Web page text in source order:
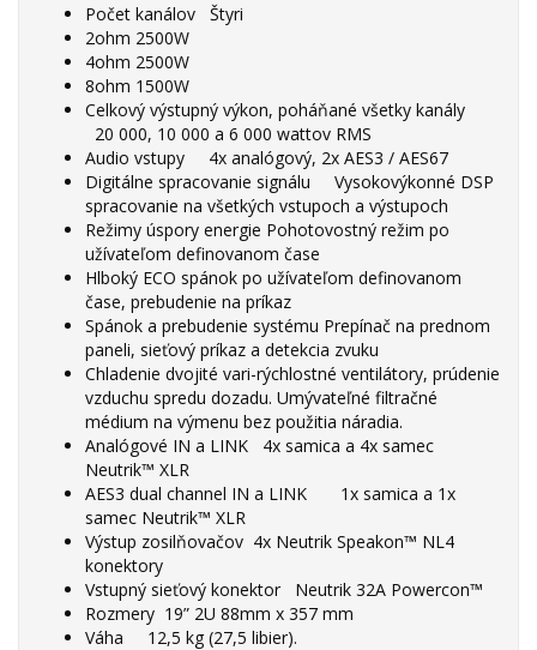
Počet kanálov Štyri
2ohm 2500W
4ohm 2500W
8ohm 1500W
Celkový výstupný výkon, poháňané všetky kanály
20 000, 10 000 a 6 000 wattov RMS
Audio vstupy 4x analógový, 2x AES3 / AES67
Digitálne spracovanie signálu Vysokovýkonné DSP
spracovanie na všetkých vstupoch a výstupoch
Režimy úspory energie Pohotovostný režim po
užívateľom definovanom čase
Hlboký ECO spánok po užívateľom definovanom
čase, prebudenie na príkaz
Spánok a prebudenie systému Prepínač na prednom
paneli, sieťový príkaz a detekcia zvuku
Chladenie dvojité vari-rýchlostné ventilátory, prúdenie
vzduchu spredu dozadu. Umývateľné filtračné
médium na výmenu bez použitia náradia.
Analógové IN a LINK 4x samica a 4x samec
Neutrik™ XLR
AES3 dual channel IN a LINK 1x samica a 1x
samec Neutrik™ XLR
Výstup zosilňovačov 4x Neutrik Speakon™ NL4
konektory
Vstupný sieťový konektor Neutrik 32A Powercon™
Rozmery 19” 2U 88mm x 357 mm
Váha 12,5 kg (27,5 libier).